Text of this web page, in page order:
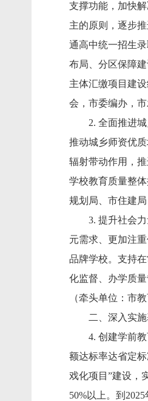
支撑功能，加快
主的原则，逐步
通高中统一招生
布局、分区保障
主体汇缴项目建
会，市委编办，
2. 全面推进城乡
推动城乡师资优
辐射带动作用，
学校教育质量整
规划局、市住建局
3. 提升社会力量
元需求、更加注
品牌学校。支持
化监督、办学质
（牵头单位：市
二、深入实施
4. 创建学前教育
额达标率达省定
戏化项目”建设，
50%以上。到